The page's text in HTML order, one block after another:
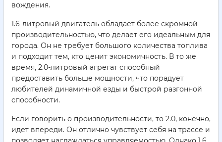
вождения.
1.6-литровый двигатель обладает более скромной
производительностью, что делает его идеальным для
города. Он не требует большого количества топлива
и подходит тем, кто ценит экономичность. В то же
время, 2.0-литровый агрегат способный
предоставить больше мощности, что порадует
любителей динамичной езды и быстрой разгонной
способности.
Если говорить о производительности, то 2.0, конечно,
идет впереди. Он отлично чувствует себя на трассе и